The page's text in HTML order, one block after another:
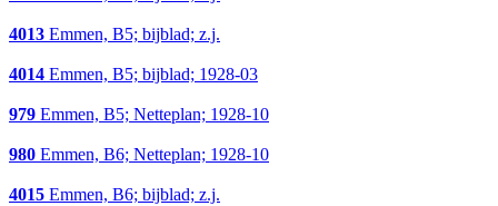
4013 Emmen, B5; bijblad; z.j.
4014 Emmen, B5; bijblad; 1928-03
979 Emmen, B5; Netteplan; 1928-10
980 Emmen, B6; Netteplan; 1928-10
4015 Emmen, B6; bijblad; z.j.